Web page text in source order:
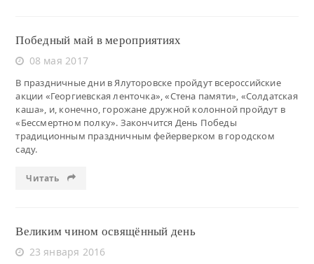
Победный май в мероприятиях
08 мая 2017
В праздничные дни в Ялуторовске пройдут всероссийские
акции «Георгиевская ленточка», «Стена памяти», «Солдатская
каша», и, конечно, горожане дружной колонной пройдут в
«Бессмертном полку». Закончится День Победы
традиционным праздничным фейерверком в городском
саду.
Читать
Великим чином освящённый день
23 января 2016